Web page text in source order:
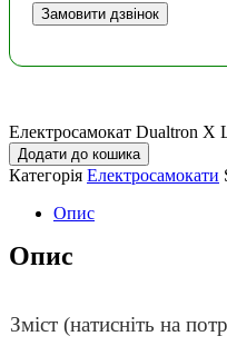
Електросамокат Dualtron X
Додати до кошика
Категорія Електросамокати
Опис
Опис
Зміст (натисніть на